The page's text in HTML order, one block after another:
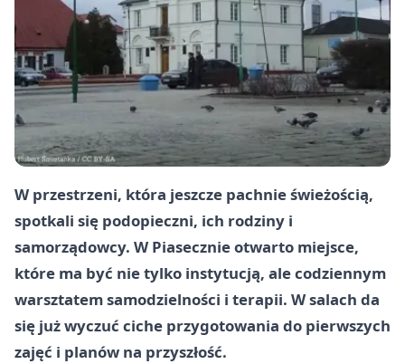
W przestrzeni, która jeszcze pachnie świeżością,
spotkali się podopieczni, ich rodziny i
samorządowcy. W Piasecznie otwarto miejsce,
które ma być nie tylko instytucją, ale codziennym
warsztatem samodzielności i terapii. W salach da
się już wyczuć ciche przygotowania do pierwszych
zajęć i planów na przyszłość.